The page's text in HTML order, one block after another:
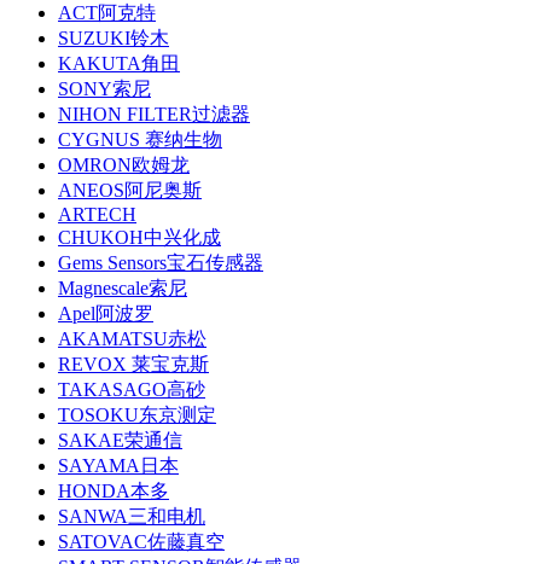
ACT阿克特
SUZUKI铃木
KAKUTA角田
SONY索尼
NIHON FILTER过滤器
CYGNUS 赛纳生物
OMRON欧姆龙
ANEOS阿尼奥斯
ARTECH
CHUKOH中兴化成
Gems Sensors宝石传感器
Magnescale索尼
Apel阿波罗
AKAMATSU赤松
REVOX 莱宝克斯
TAKASAGO高砂
TOSOKU东京测定
SAKAE荣通信
SAYAMA日本
HONDA本多
SANWA三和电机
SATOVAC佐藤真空